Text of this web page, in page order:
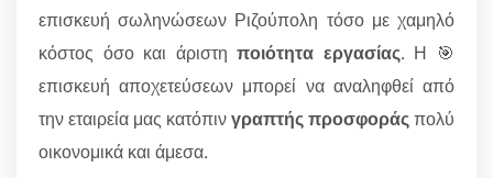
επισκευή σωληνώσεων Ριζούπολη τόσο με χαμηλό
κόστος όσο και άριστηποιότητα εργασίας. Η 🎯
επισκευή αποχετεύσεων μπορεί να αναληφθεί από
την εταιρεία μας κατόπινγραπτής προσφοράςπολύ
οικονομικά και άμεσα.